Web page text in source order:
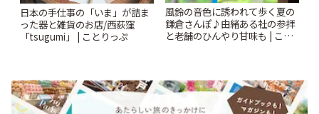
日本の手仕事の「いま」が詰ま
った器と雑貨のお店/西荻窪
「tsugumi」 | ことりっぷ
風鈴の音色に誘われて歩く夏の
鎌倉さんぽ♪由緒ある社の参拝
と老舗のひんやり甘味も | こと